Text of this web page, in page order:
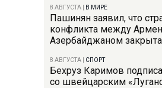
8 АВГУСТА В МИРЕ
Пашинян заявил, что
конфликта между
Азербайджаном закрыта
8 АВГУСТА СПОРТ
Бехруз Каримов
со швейцарским